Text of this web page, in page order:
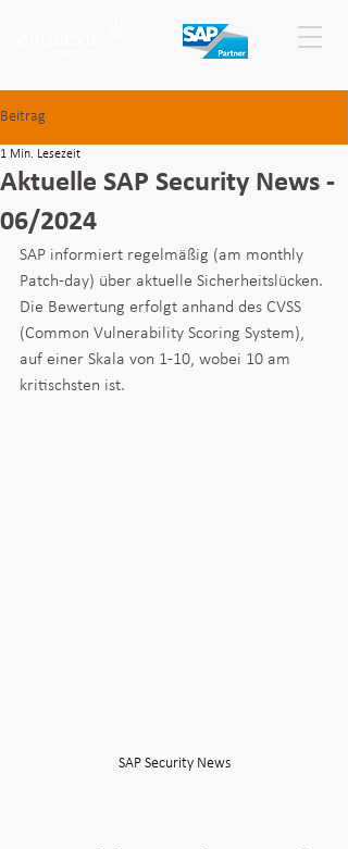
Beitrag
Aktuelle SAP Security News -
06/2024
1 Min. Lesezeit
SAP informiert regelmäßig (am monthly
Patch-day) über aktuelle Sicherheitslücken.
Die Bewertung erfolgt anhand des CVSS
(Common Vulnerability Scoring System),
auf einer Skala von 1-10, wobei 10 am
kritischsten ist.
SAP Security News